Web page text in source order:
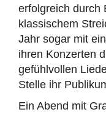
erfolgreich durch
klassischem
Jahr sogar mit
ihren Konzerten
gefühlvollen
Stelle ihr
Ein Abend mit